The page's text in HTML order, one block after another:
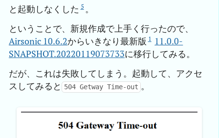
と起動しなくした 5 。
ということで、新規作成で上手く行ったので、
Airsonic 10.6.2からいきなり最新版 1 11.0.0-
SNAPSHOT.20220119073733に移行してみる。
だが、これは失敗してしまう。起動して、アクセ
スしてみると
504 Getway Time-out 。